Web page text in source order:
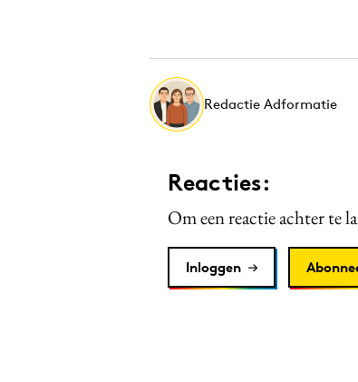
Redactie Adformatie
Reacties:
Om een reactie achter te
Inloggen